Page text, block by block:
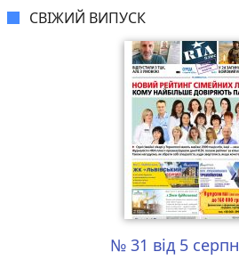
СВІЖИЙ ВИПУСК
№ 31 від 5